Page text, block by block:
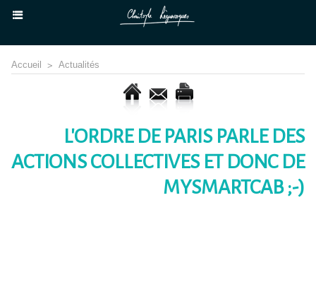
Accueil > Actualités
L'ORDRE DE PARIS PARLE DES
ACTIONS COLLECTIVES ET DONC DE
MYSMARTCAB ;-)